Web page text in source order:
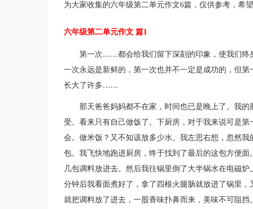
为大家收集的六年级第二单元作文6篇，仅供参考，希
六年级第二单元作文 篇1
第一次……都会给我们留下深刻的印象，使我们终
一次永远是新鲜的，第一次也并不一定是成功的，但
长大了许多……
那天爸爸妈妈都不在家，时间也已是晚上了。我
受。看来只有自己做饭了。下厨房，对于我来说可是
会。做米饭？又不知该放多少水。我左思右想，忽然
包。我飞快地跑进厨房，终于找到了最后的这包方便
几包调料放进去。然后我往锅里倒了大半锅水在电磁
分钟后我看面煮好了，拿了四根火腿肠就放进了锅里
就把调料放了进去，一股香味扑鼻而来，美味不可阻